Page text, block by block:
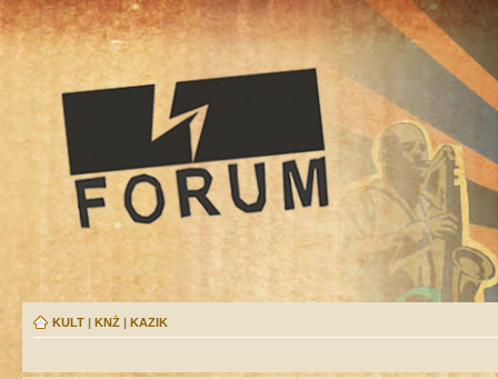
KULT | KNŻ | KAZIK